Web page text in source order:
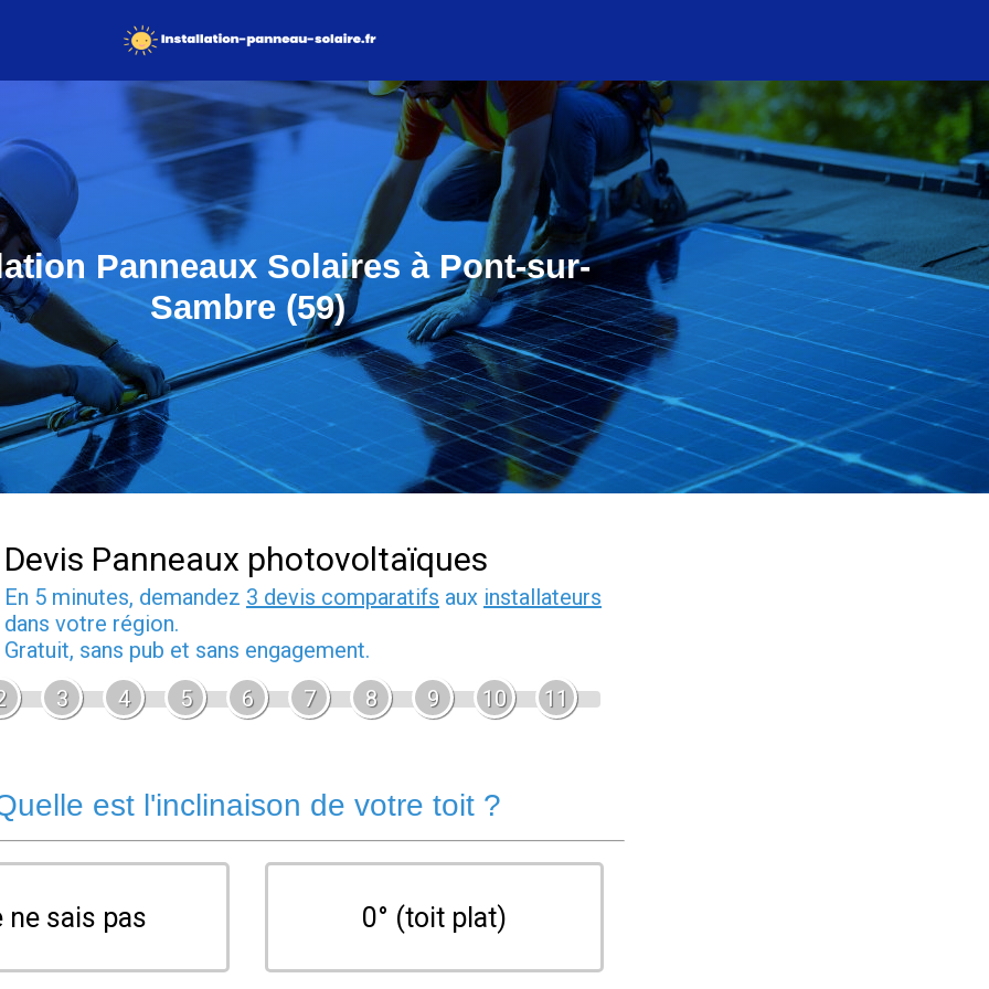
Panneaux Solaires à Pont-sur-
Sambre (59)
Devis Panneaux photovoltaïques
En 5 minutes, demandez 3 devis comparatifs aux installateurs
dans votre région.
Gratuit, sans pub et sans engagement.
3 4 5 6 7 8 9 10 11
est l'inclinaison de votre toit ?
ne sais pas 0° (toit plat)